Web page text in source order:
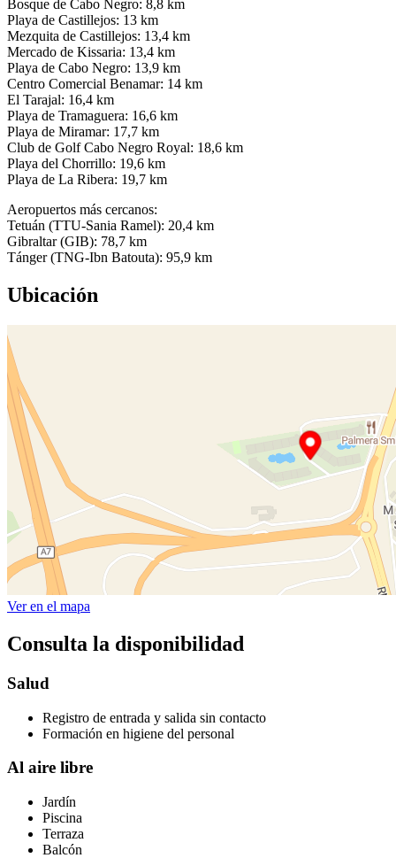
Bosque de Cabo Negro: 8,8 km
Playa de Castillejos: 13 km
Mezquita de Castillejos: 13,4 km
Mercado de Kissaria: 13,4 km
Playa de Cabo Negro: 13,9 km
Centro Comercial Benamar: 14 km
El Tarajal: 16,4 km
Playa de Tramaguera: 16,6 km
Playa de Miramar: 17,7 km
Club de Golf Cabo Negro Royal: 18,6 km
Playa del Chorrillo: 19,6 km
Playa de La Ribera: 19,7 km
Aeropuertos más cercanos:
Tetuán (TTU-Sania Ramel): 20,4 km
Gibraltar (GIB): 78,7 km
Tánger (TNG-Ibn Batouta): 95,9 km
Ubicación
Ver en el mapa
Consulta la disponibilidad
Salud
Registro de entrada y salida sin contacto
Formación en higiene del personal
Al aire libre
Jardín
Piscina
Terraza
Balcón